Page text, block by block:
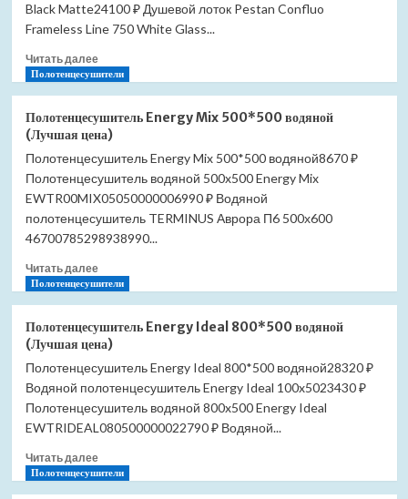
Frameless
Line
13701206
Black
Glass
цена)
Black Matte24100 ₽ Душевой лоток Pestan Confluo
Frameless Line 750 White Glass...
Читать далееПрочитать
больше
лоток
Pestan
Confluo
Frameless
Line
13701321
Black
Matte
(Лучшая
Полотенцесушители
Полотенцесушитель Energy Mix 500*500 водяной
(Лучшая цена)
Полотенцесушитель Energy Mix 500*500 водяной8670 ₽
Полотенцесушитель водяной 500x500 Energy Mix
EWTR00MIX05050000006990 ₽ Водяной
полотенцесушитель TERMINUS Аврора П6 500х600
46700785298938990...
Читать далееПрочитать
больше
Полотенцесушитель
Energy
Mix
500*500
водяной
(Лучшая
цена)
Полотенцесушители
Полотенцесушитель Energy Ideal 800*500 водяной
(Лучшая цена)
Полотенцесушитель Energy Ideal 800*500 водяной28320 ₽
Водяной полотенцесушитель Energy Ideal 100x5023430 ₽
Полотенцесушитель водяной 800x500 Energy Ideal
EWTRIDEAL080500000022790 ₽ Водяной...
Читать далееПрочитать
больше
Полотенцесушители